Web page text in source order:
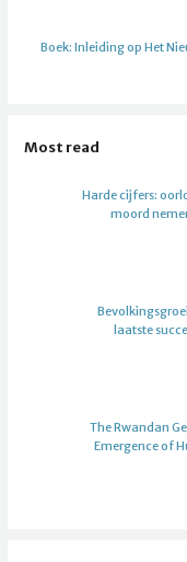
Boek: Inleiding op Het
Most read
Harde cijfers:
moord
laatste
The Rwandan
Emergence of